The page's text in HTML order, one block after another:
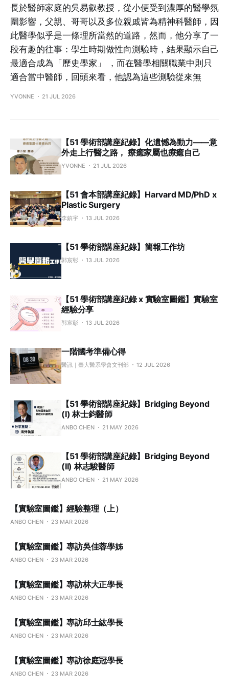
長於醫師家庭的吳易叡教授，從小便受到濃厚的醫學氛
圍影響，父親、哥哥以及多位親戚皆為精神科醫師，因
此醫學似乎是一條理所當然的道路，然而，他分享了一
段有趣的往事：學生時期做性向測驗時，結果顯示自己
最適合成為「歷史學家」 ，而在醫學相關職業中則只
適合當中醫師，回頭來看，他認為這些測驗從來無
YVONNE 21 JUL 2026
【51 學術部講座紀錄】化遺憾為動力——意
外走上行醫之路， 療癒家屬也療癒自己
YVONNE 21 JUL 2026
【51 會本部講座紀錄】Harvard MD/PhD x
Plastic Surgery
李鎮宇 13 JUL 2026
【51 學術部講座紀錄】簡報工作坊
郭宸彰 13 JUL 2026
【51 學術部講座紀錄 x 實驗室圖鑑】實驗室
經驗分享
郭宸彰 13 JUL 2026
一階國考準備心得
醫訊｜臺大醫系學會文刊部 12 JUL 2026
【51 學術部講座紀錄】Bridging Beyond
(I) 林士鈞醫師
ANBO CHEN 21 MAY 2026
【51 學術部講座紀錄】Bridging Beyond
(II) 林志駿醫師
ANBO CHEN 21 MAY 2026
【實驗室圖鑑】經驗整理（上）
ANBO CHEN 23 MAR 2026
【實驗室圖鑑】專訪吳佳蓉學姊
ANBO CHEN 23 MAR 2026
【實驗室圖鑑】專訪林大正學長
ANBO CHEN 23 MAR 2026
【實驗室圖鑑】專訪邱士紘學長
ANBO CHEN 23 MAR 2026
【實驗室圖鑑】專訪徐庭冠學長
ANBO CHEN 23 MAR 2026